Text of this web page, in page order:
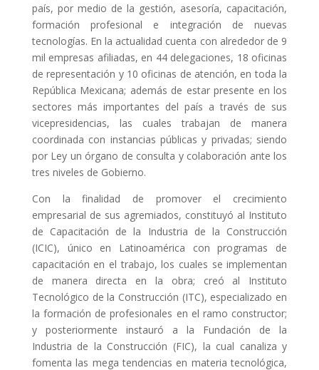
país, por medio de la gestión, asesoría, capacitación,
formación profesional e integración de nuevas
tecnologías. En la actualidad cuenta con alrededor de 9
mil empresas afiliadas, en 44 delegaciones, 18 oficinas
de representación y 10 oficinas de atención, en toda la
República Mexicana; además de estar presente en los
sectores más importantes del país a través de sus
vicepresidencias, las cuales trabajan de manera
coordinada con instancias públicas y privadas; siendo
por Ley un órgano de consulta y colaboración ante los
tres niveles de Gobierno.
Con la finalidad de promover el crecimiento
empresarial de sus agremiados, constituyó al Instituto
de Capacitación de la Industria de la Construcción
(ICIC), único en Latinoamérica con programas de
capacitación en el trabajo, los cuales se implementan
de manera directa en la obra; creó al Instituto
Tecnológico de la Construcción (ITC), especializado en
la formación de profesionales en el ramo constructor;
y posteriormente instauró a la Fundación de la
Industria de la Construcción (FIC), la cual canaliza y
fomenta las mega tendencias en materia tecnológica,